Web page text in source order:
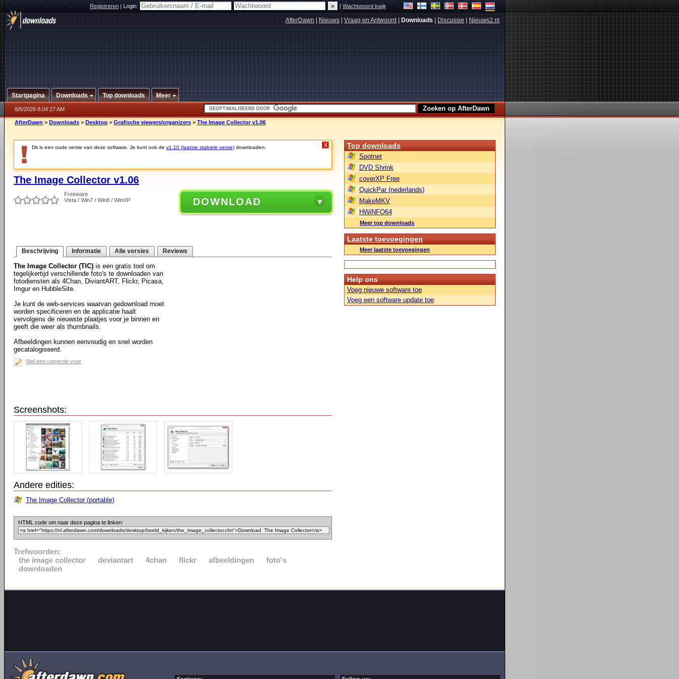
Registreren|Login: |Wachtwoord kwijt
AfterDawn Nieuws Vraag en Antwoord Downloads Discussie Nieuws2.nl
Startpagina Downloads Top downloads Meer
8/6/2026 8:04:27 AM
AfterDawn > Downloads > Desktop > Grafische viewers/organizers > The Image Collector v1.06
Dit is een oude versie van deze software. Je kunt ook de v1.10 (laatste stabiele versie) downloaden. X
The Image Collector v1.06
Freeware
Vista / Win7 / Win8 / WinXP
DOWNLOAD
Beschrijving Informatie Alle versies Reviews
The Image Collector (TIC) is een gratis tool om
tegelijkertijd verschillende foto's te downloaden van
fotodiensten als 4Chan, DiviantART, Flickr, Picasa,
Imgur en HubbleSite.
Je kunt de web-services waarvan gedownload moet
worden specificeren en de applicatie haalt
vervolgens de nieuwste plaatjes voor je binnen en
geeft die weer als thumbnails.
Afbeeldingen kunnen eenvoudig en snel worden
gecatalogiseerd.
Stel een correctie voor
Screenshots:
Andere edities:
The Image Collector (portable)
HTML code om naar deze pagina te linken:
Trefwoorden:
the image collector
deviantart 4chan flickr afbeeldingen
foto's
downloaden
Top downloads
Spotnet
DVD Shrink
coverXP Free
QuickPar (nederlands)
MakeMKV
HWiNFO64
Meer top downloads
Laatste toevoegingen
Meer laatste toevoegingen
Help ons
Voeg nieuwe software toe
Voeg een software update toe